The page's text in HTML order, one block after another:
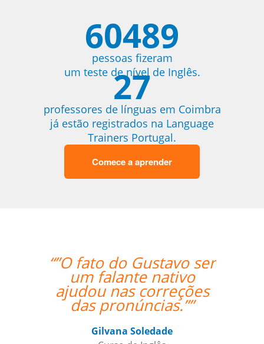
60489
pessoas fizeram
um teste de nível de Inglês.
27
professores de línguas em Coimbra
já estão registrados na Language
Trainers Portugal.
Comece a aprender
“”O fato do Gustavo ser
um falante nativo
ajudou nas correções
das pronúncias.””
Gilvana Soledade